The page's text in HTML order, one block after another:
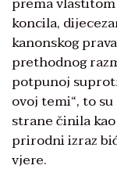
koncila,
kanonskog
prethodnog
potpunoj
ovoj temi“, to
strane činila
prirodni izraz
vjere.